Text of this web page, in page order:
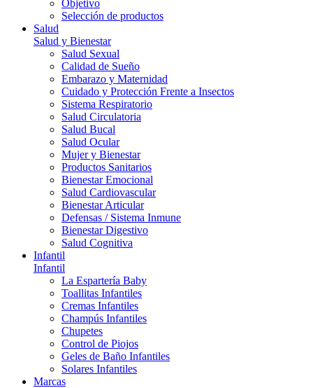
Objetivo
Selección de productos
Salud
Salud y Bienestar
Salud Sexual
Calidad de Sueño
Embarazo y Maternidad
Cuidado y Protección Frente a Insectos
Sistema Respiratorio
Salud Circulatoria
Salud Bucal
Salud Ocular
Mujer y Bienestar
Productos Sanitarios
Bienestar Emocional
Salud Cardiovascular
Bienestar Articular
Defensas / Sistema Inmune
Bienestar Digestivo
Salud Cognitiva
Infantil
Infantil
La Espartería Baby
Toallitas Infantiles
Cremas Infantiles
Champús Infantiles
Chupetes
Control de Piojos
Geles de Baño Infantiles
Solares Infantiles
Marcas